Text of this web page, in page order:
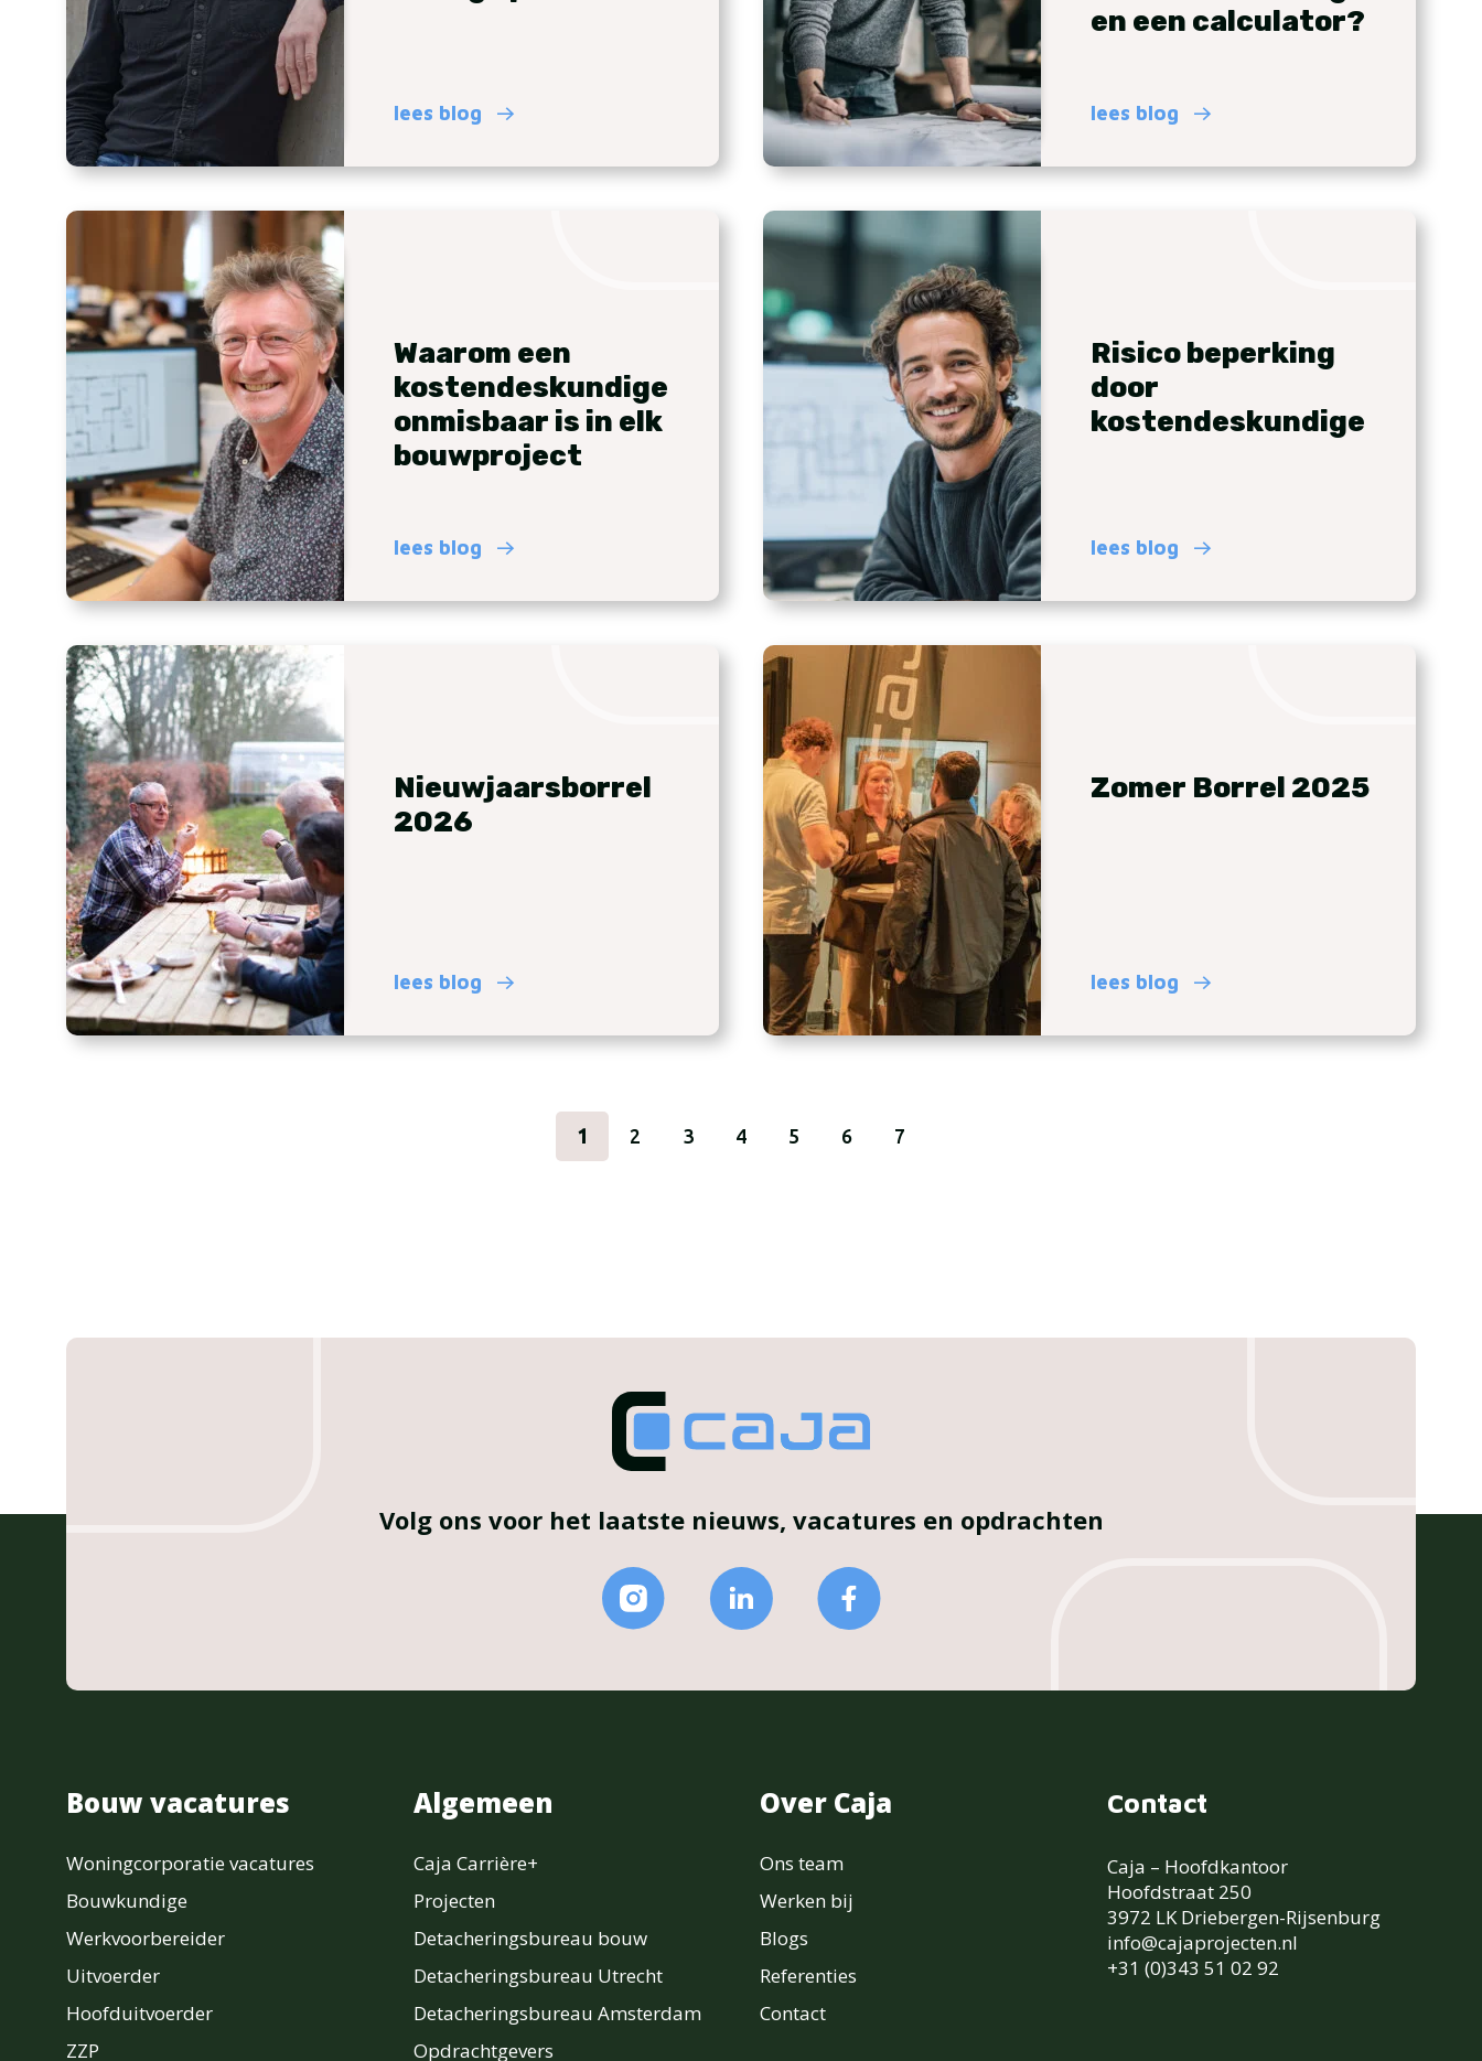
lees blog
en een calculator?
lees blog
Waarom een
kostendeskundige
onmisbaar is in elk
bouwproject
lees blog
Risico beperking
door
kostendeskundige
lees blog
Nieuwjaarsborrel
2026
lees blog
Zomer Borrel 2025
lees blog
1 2 3 4 5 6 7
Volg ons voor het laatste nieuws, vacatures en opdrachten
Bouw vacatures
Woningcorporatie vacatures
Bouwkundige
Werkvoorbereider
Uitvoerder
Hoofduitvoerder
ZZP
Algemeen
Caja Carrière+
Projecten
Detacheringsbureau bouw
Detacheringsbureau Utrecht
Detacheringsbureau Amsterdam
Opdrachtgevers
Over Caja
Ons team
Werken bij
Blogs
Referenties
Contact
Contact
Caja – Hoofdkantoor
Hoofdstraat 250
3972 LK Driebergen-Rijsenburg
info@cajaprojecten.nl
+31 (0)343 51 02 92